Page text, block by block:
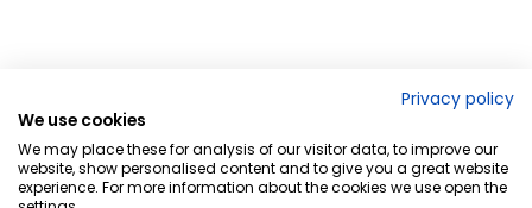
Privacy policy
We use cookies
We may place these for analysis of our visitor data, to improve our
website, show personalised content and to give you a great website
experience. For more information about the cookies we use open the